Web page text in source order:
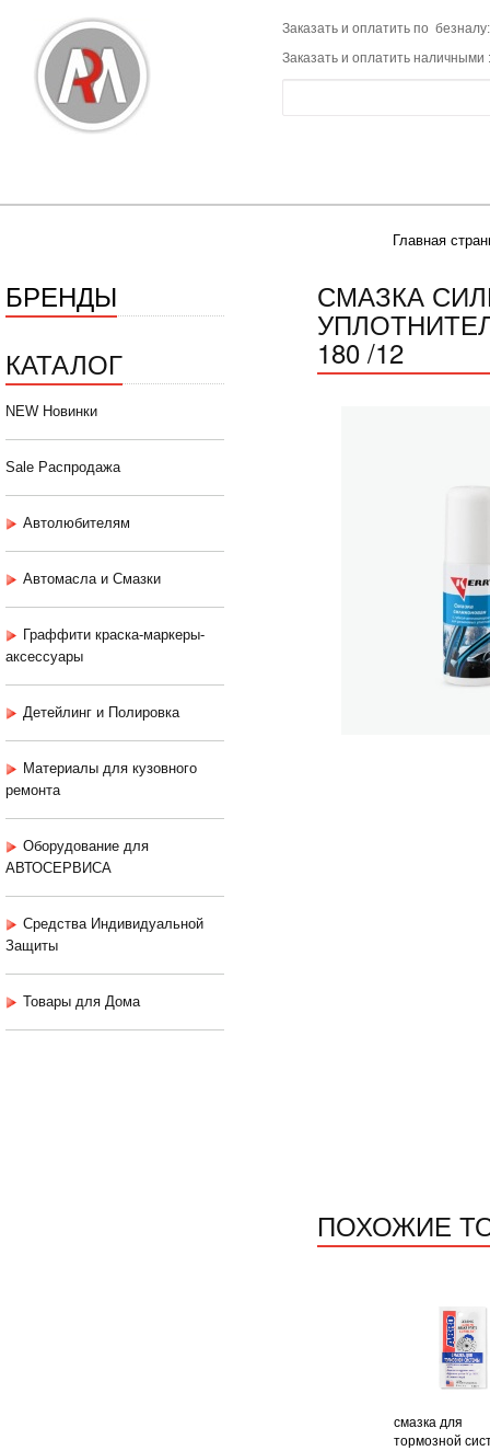
Заказать и оплатить по
Заказать и оплатить наличными
Главная
БРЕНДЫ
КАТАЛОГ
NEW Новинки
Sale Распродажа
Автолюбителям
Автомасла и Смазки
Граффити краска-маркеры-
аксессуары
Детейлинг и Полировка
Материалы для кузовного
ремонта
Оборудование для
АВТОСЕРВИСА
Средства Индивидуальной
Защиты
Товары для Дома
СМАЗКА
180 /12
ПОХОЖИЕ
смазка для
тормозной